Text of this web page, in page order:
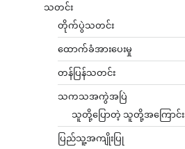
သတင်း
တိုက်ပွဲသတင်း
ထောက်ခံအားပေးမှု
တန်ပြန်သတင်း
သကသအကွဲအပြဲ
သူတို့ပြောတဲ့ သူတို့အကြောင်း
ပြည်သူ့အကျိုးပြု